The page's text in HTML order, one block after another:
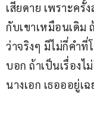
เสียดาย เพราะครั้
กับเขาเหมือนเดิม
ว่าจริงๆ มีไม่กี่คำที่
บอก ถ้าเป็นเรื่องไ
นางเอก เธอออยู่เ